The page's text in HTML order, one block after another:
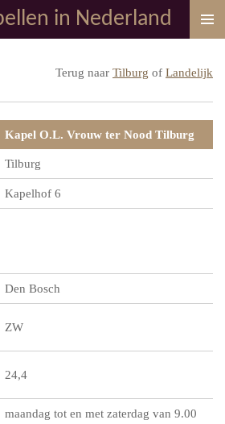
in Nederland
Terug naar Tilburg of Landelijk
Kapel O.L. Vrouw ter Nood Tilburg
Tilburg
Kapelhof 6
Den Bosch
ZW
24,4
maandag tot en met zaterdag van 9.00